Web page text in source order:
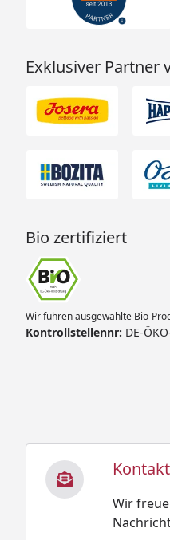
Exklusiver Partner
Bio zertifiziert
Wir führen ausgewählte Bio-
Kontrollstellennr: DE-
Wir